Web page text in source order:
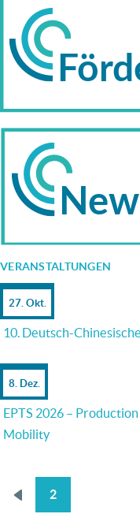
VERANSTALTUNGEN
27. Okt.
10. Deutsch-
8. Dez.
EPTS 2026 –
Mobility
Vorherige
2